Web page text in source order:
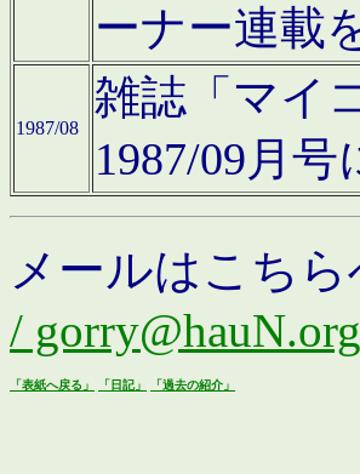
ーナー連載
1987/08
雑誌「マイ
1987/09月
メールはこちら
/ gorry@hauN.org
「表紙へ戻る」 「日記」 「過去の紹介」